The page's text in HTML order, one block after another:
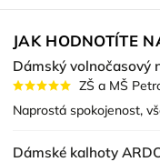
JAK HODNOTÍTE
Dámský volnočasový
ZŠ a MŠ
Naprostá spokojenost,
Dámské kalhoty